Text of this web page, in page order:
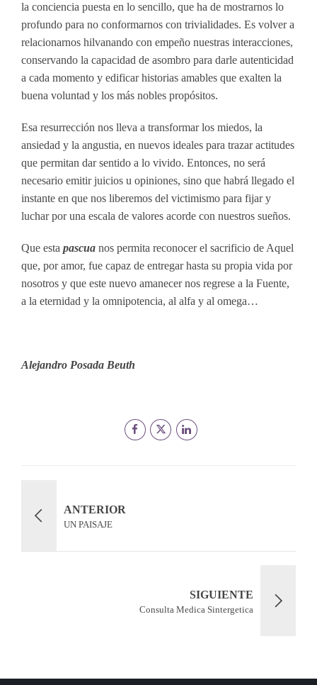
la conciencia puesta en lo sencillo, que ha de mostrarnos lo
profundo para no conformarnos con trivialidades. Es volver a
relacionarnos hilvanando con empeño nuestras interacciones,
conservando la capacidad de asombro para darle autenticidad
a cada momento y edificar historias amables que exalten la
buena voluntad y los más nobles propósitos.
Esa resurrección nos lleva a transformar los miedos, la
ansiedad y la angustia, en nuevos ideales para trazar actitudes
que permitan dar sentido a lo vivido. Entonces, no será
necesario emitir juicios u opiniones, sino que habrá llegado el
instante en que nos liberemos del victimismo para fijar y
luchar por una escala de valores acorde con nuestros sueños.
Que esta pascua nos permita reconocer el sacrificio de Aquel
que, por amor, fue capaz de entregar hasta su propia vida por
nosotros y que este nuevo amanecer nos regrese a la Fuente,
a la eternidad y la omnipotencia, al alfa y al omega…
Alejandro Posada Beuth
ANTERIOR
UN PAISAJE
SIGUIENTE
Consulta Medica Sintergetica